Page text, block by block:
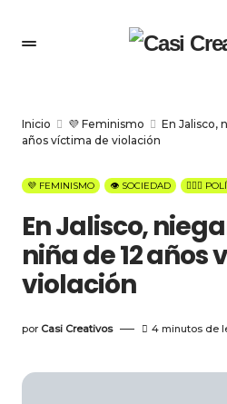
Inicio 💜 Feminismo
En Jalisco,
años víctima de violación
💜 FEMINISMO 👁️ SOCIEDAD 👩🏻‍⚖️
En Jalisco,
niña de 12 años
violación
por Casi Creativos 4 minutos de